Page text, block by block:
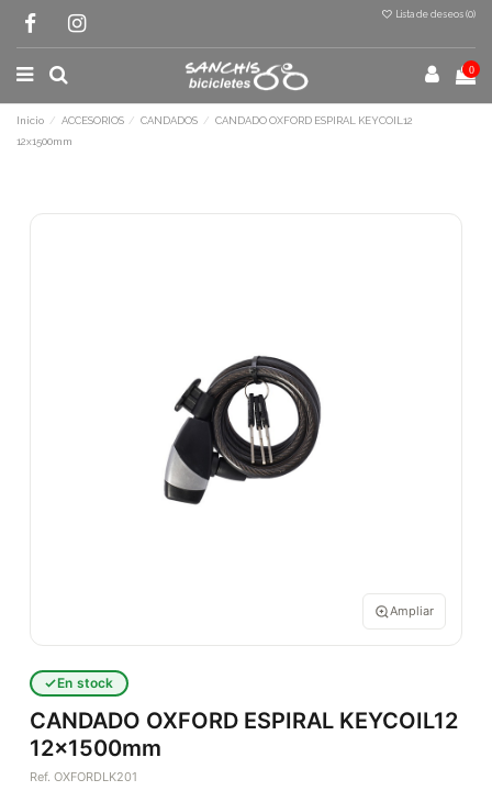
Lista de deseos (0)
0
Inicio ACCESORIOS CANDADOS
CANDADO OXFORD ESPIRAL KEYCOIL12
12x1500mm
Ampliar
En stock
CANDADO OXFORD ESPIRAL KEYCOIL12
12x1500mm
Ref. OXFORDLK201